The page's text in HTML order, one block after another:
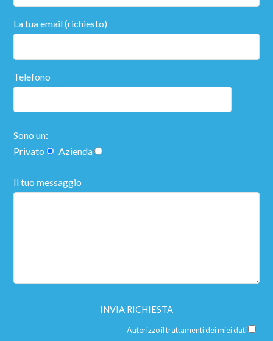
La tua email (richiesto)
Telefono
Sono un:
Privato
Azienda
Il tuo messaggio
Autorizzo il trattamenti dei miei dati